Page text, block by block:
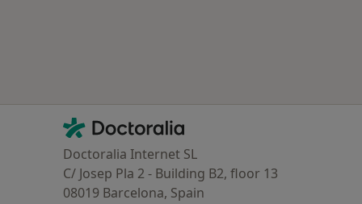
Contacto
Doctoralia - Página de inicio
Doctoralia Internet SL
C/ Josep Pla 2 - Building B2, floor 13
08019 Barcelona, Spain